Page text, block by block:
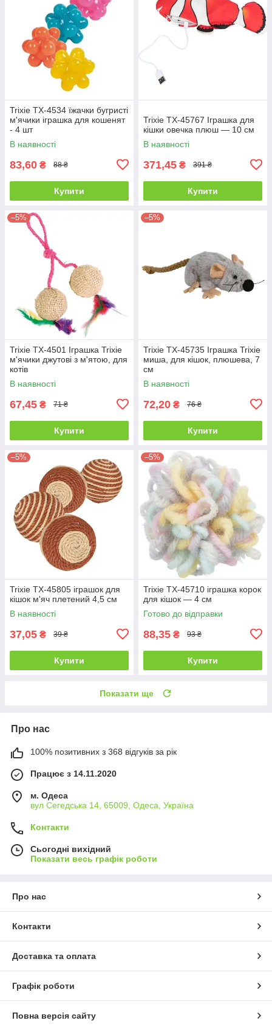
Trixie TX-4534 їжачки бугристі
м'ячики іграшка для кошенят
- 4 шт
В наявності
83,60 ₴ 88 ₴
Купити
Trixie TX-45767 Іграшка для
кішки овечка плюш — 10 см
В наявності
371,45 ₴ 391 ₴
Купити
–5%
Trixie TX-4501 Іграшка Trixie
м'ячики джутові з м'ятою, для
котів
В наявності
67,45 ₴ 71 ₴
Купити
–5%
Trixie TX-45735 Іграшка Trixie
миша, для кішок, плюшева, 7
см
В наявності
72,20 ₴ 76 ₴
Купити
–5%
Trixie TX-45805 іграшок для
кішок м'яч плетений 4,5 см
В наявності
37,05 ₴ 39 ₴
Купити
–5%
Trixie TX-45710 іграшка корок
для кішок — 4 см
Готово до відправки
88,35 ₴ 93 ₴
Купити
Показати ще
Про нас
100% позитивних з 368 відгуків за рік
Працює з 14.11.2020
м. Одеса
вул Сегедська 14, 65009, Одеса, Україна
Контакти
Сьогодні вихідний
Показати весь графік роботи
Про нас
Контакти
Доставка та оплата
Графік роботи
Повна версія сайту